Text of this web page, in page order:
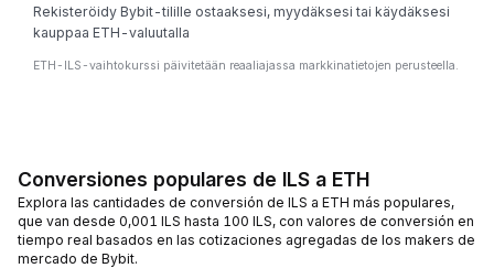
Rekisteröidy Bybit-tilille ostaaksesi, myydäksesi tai käydäksesi
kauppaa ETH-valuutalla
ETH-ILS-vaihtokurssi päivitetään reaaliajassa markkinatietojen perusteella.
Conversiones populares de ILS a ETH
Explora las cantidades de conversión de ILS a ETH más populares,
que van desde 0,001 ILS hasta 100 ILS, con valores de conversión en
tiempo real basados en las cotizaciones agregadas de los makers de
mercado de Bybit.